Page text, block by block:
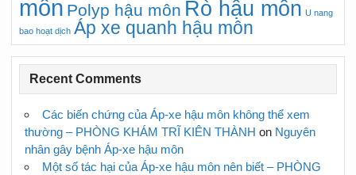
môn Polyp hậu môn Rò hậu môn U nang
bao hoạt dịch Áp xe quanh hậu môn
Recent Comments
Các biến chứng của Áp-xe hậu môn không thể xem
thường – PHÒNG KHÁM TRĨ KIÊN THÀNH on Nguyên
nhân gây bệnh Áp-xe hậu môn
Một số tác hại của Áp-xe hậu môn nên biết – PHÒNG